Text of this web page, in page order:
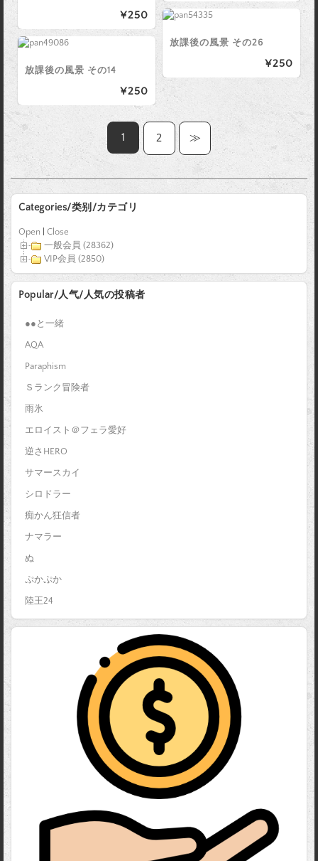
¥250
放課後の風景 その26
¥250
放課後の風景 その14
¥250
1 2 ≫
Categories/类别/カテゴリ
Open
Close
一般会員 (28362)
VIP会員 (2850)
Popular/人气/人気の投稿者
●●と一緒
AQA
Paraphism
Ｓランク冒険者
雨氷
エロイスト＠フェラ愛好
逆さHERO
サマースカイ
シロドラー
痴かん狂信者
ナマラー
ぬ
ぷかぷか
陸王24